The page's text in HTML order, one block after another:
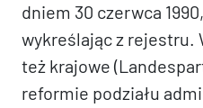
dniem 30 czerwca
wykreślając z rejestru.
też krajowe
reformie podziału